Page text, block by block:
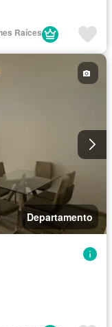
Raíces
Departamento